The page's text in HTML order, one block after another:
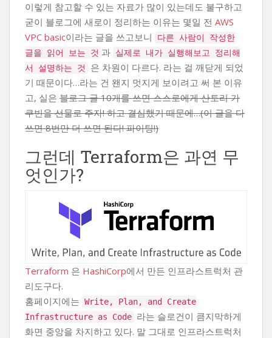
이렇게 참고할 수 있는 자료가 많이 있는데도 불구하고
굳이 블로그에 새로이 정리하는 이유는 몇일 전 AWS
VPC basic이라는 글을 쓰고보니
다른 사람이 작성한
글을 읽어 보는 것 과 실제로 내가 실행해보고 정리해
서 설명하는 것
은 차원이 다르다. 라는 걸 깨닫게 되었
기 때문이다…라는 건 왠지 멋지게 보이려고 써 본 이유
고, 실은 블로그 글 10개를 쓰면 스스로에게 산토리 가
쿠빈을 선물로 주자! 하고 결심했기 때문에…(이 글을 다
쓰면 8번만 더 쓰면 된다! 파이팅!)
그런데 Terraform은 과연 무
엇인가?
Terraform 은 HashiCorp에서 만든 인프라스트럭처 관
리도구다.
홈페이지에는 Write, Plan, and Create
Infrastructure as Code 라는 슬로건이 큼지막하게
화면 중앙을 차지하고 있다. 말 그대로 인프라스트럭처